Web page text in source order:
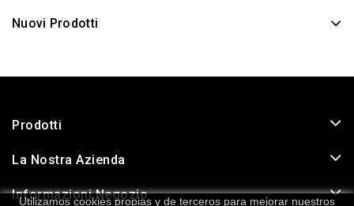
Utilizamos cookies propias y de terceros para mejorar nuestros
Nuovi Prodotti
Prodotti
La Nostra Azienda
Informazioni Negozio